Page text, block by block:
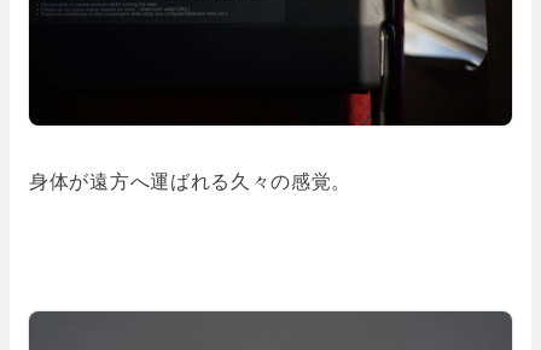
身体が遠方へ運ばれる久々の感覚。